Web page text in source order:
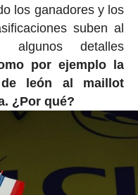
los ganadores y los
suben al
detalles
por ejemplo la
león al maillot
¿Por qué?